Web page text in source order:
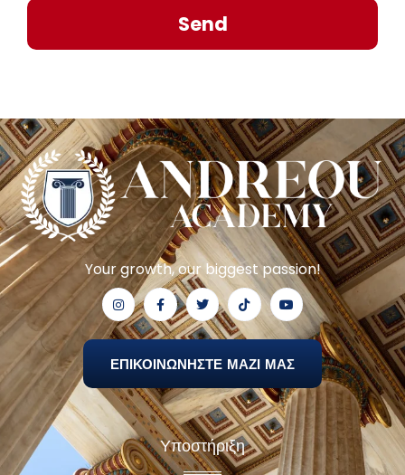
Send
Your growth, our biggest passion!
ΕΠΙΚΟΙΝΩΝΗΣΤΕ ΜΑΖΙ ΜΑΣ
Υποστήριξη